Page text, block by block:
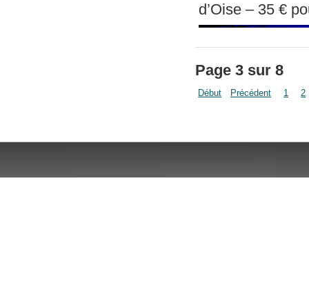
d’Oise – 35 €
Page 3 sur 8
Début Précédent 1 2